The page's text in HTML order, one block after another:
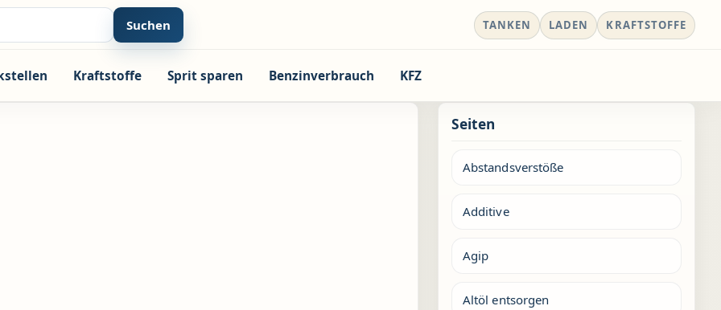
Suchen TANKEN LADEN KRAFTSTOFFE
Kraftstoffe Sprit sparen Benzinverbrauch KFZ
Seiten
Abstandsverstöße
Additive
Agip
Altöl entsorgen